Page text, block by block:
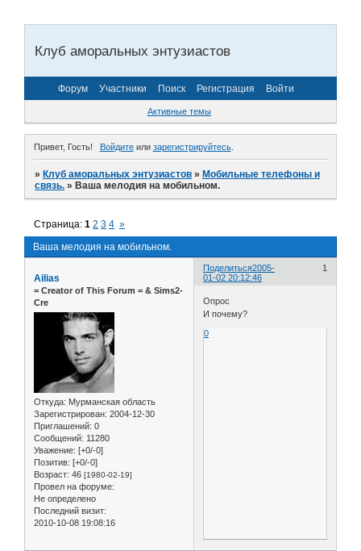
Клуб аморальных энтузиастов
Форум Участники Поиск Регистрация Войти
Активные темы
Привет, Гость! Войдитеили зарегистрируйтесь.
»Клуб аморальных энтузиастов »Мобильные телефоны и
связь. »Ваша мелодия на мобильном.
Ваша мелодия на мобильном.
Страница:1 2 3 4 »
Поделиться 1
2005-
01-02 20:12:46
Ailias
= Сreator of This Forum = & Sims2-
Cre
Откуда: Мурманская область
Зарегистрирован: 2004-12-30
Приглашений: 0
Сообщений: 11280
Уважение: [+0/-0]
Позитив: [+0/-0]
Возраст: 46 [1980-02-19]
Провел на форуме:
Не определено
Последний визит:
2010-10-08 19:08:16
Опрос
И почему?
0